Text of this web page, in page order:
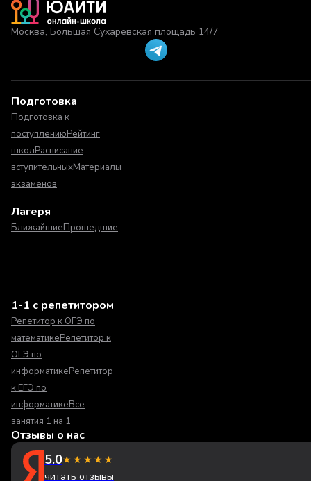
Москва, Большая Сухаревская площадь 14/7
Подготовка
Подготовка к
поступлениюРейтинг
школРасписание
вступительныхМатериалы
экзаменов
Лагеря
БлижайшиеПрошедшие
1-1 с репетитором
Репетитор к ОГЭ по
математикеРепетитор к
ОГЭ по
информатикеРепетитор
к ЕГЭ по
информатикеВсе
занятия 1 на 1
Отзывы о нас
5.0★★★★★
читать отзывы